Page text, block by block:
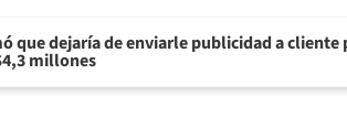
que dejaría de enviarle publicidad a
millones